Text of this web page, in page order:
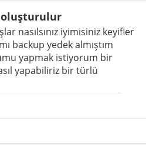
oluşturulur
nasılsınız iyimisiniz keyifler
backup yedek almıştım
yapmak istiyorum bir
yapabiliriz bir türlü